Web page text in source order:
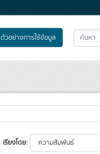
ตัวอย่างการใช้ข้อมูล
เรียงโดย